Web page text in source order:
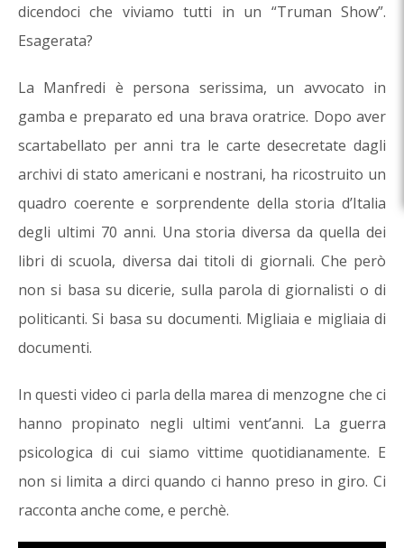
dicendoci che viviamo tutti in un “Truman Show”.
Esagerata?
La Manfredi è persona serissima, un avvocato in
gamba e preparato ed una brava oratrice. Dopo aver
scartabellato per anni tra le carte desecretate dagli
archivi di stato americani e nostrani, ha ricostruito un
quadro coerente e sorprendente della storia d’Italia
degli ultimi 70 anni. Una storia diversa da quella dei
libri di scuola, diversa dai titoli di giornali. Che però
non si basa su dicerie, sulla parola di giornalisti o di
politicanti. Si basa su documenti. Migliaia e migliaia di
documenti.
In questi video ci parla della marea di menzogne che ci
hanno propinato negli ultimi vent’anni. La guerra
psicologica di cui siamo vittime quotidianamente. E
non si limita a dirci quando ci hanno preso in giro. Ci
racconta anche come, e perchè.